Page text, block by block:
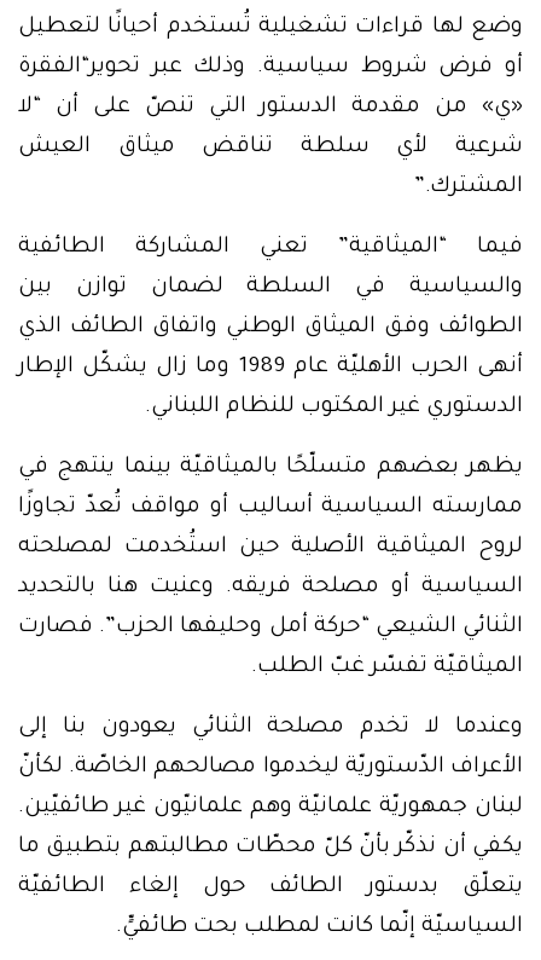
وضع لها قراءات تشغيلية تُستخدم أحيانًا لتعطيل
أو فرض شروط سياسية. وذلك عبر تحوير“الفقرة
«ي» من مقدمة الدستور التي تنصّ على أن “لا
شرعية لأي سلطة تناقض ميثاق العيش
المشترك.”
فيما “الميثاقية” تعني المشاركة الطائفية
والسياسية في السلطة لضمان توازن بين
الطوائف وفق الميثاق الوطني واتفاق الطائف الذي
أنهى الحرب الأهليّة عام 1989 وما زال يشكّل الإطار
الدستوري غير المكتوب للنظام اللبناني.
يظهر بعضهم متسلّحًا بالميثاقيّة بينما ينتهج في
ممارسته السياسية أساليب أو مواقف تُعدّ تجاوزًا
لروح الميثاقية الأصلية حين استُخدمت لمصلحته
السياسية أو مصلحة فريقه. وعنيت هنا بالتحديد
الثنائي الشيعي “حركة أمل وحليفها الحزب”. فصارت
الميثاقيّة تفسّر غبّ الطلب.
وعندما لا تخدم مصلحة الثنائي يعودون بنا إلى
الأعراف الدّستوريّة ليخدموا مصالحهم الخاصّة. لكأنّ
لبنان جمهوريّة علمانيّة وهم علمانيّون غير طائفيّين.
يكفي أن نذكّر بأنّ كلّ محطّات مطالبتهم بتطبيق ما
يتعلّق بدستور الطائف حول إلغاء الطائفيّة
السياسيّة إنّما كانت لمطلب بحت طائفيٍّ.